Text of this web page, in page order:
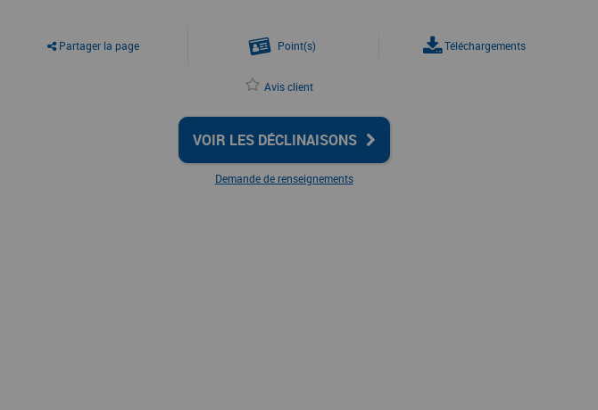
Partager la page Point(s) Téléchargements
Avis client
VOIR LES DÉCLINAISONS
Demande de renseignements